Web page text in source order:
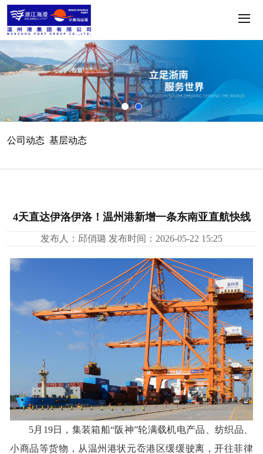
公司动态 基层动态
4天直达伊洛伊洛！温州港新增一条东南亚直航快线
发布人：邱俏璐 发布时间：2026-05-22 15:25
5月19日，集装箱船“阪神”轮满载机电产品、纺织品、
小商品等货物，从温州港状元岙港区缓缓驶离，开往菲律